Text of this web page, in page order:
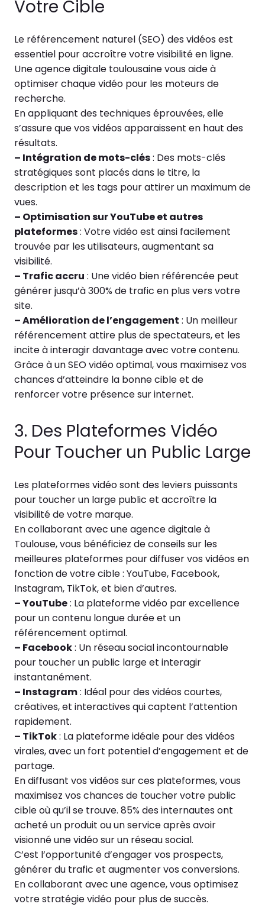
Votre Cible
Le référencement naturel (SEO) des vidéos est
essentiel pour accroître votre visibilité en ligne.
Une agence digitale toulousaine vous aide à
optimiser chaque vidéo pour les moteurs de
recherche.
En appliquant des techniques éprouvées, elle
s’assure que vos vidéos apparaissent en haut des
résultats.
– Intégration de mots-clés: Des mots-clés
stratégiques sont placés dans le titre, la
description et les tags pour attirer un maximum de
vues.
– Optimisation sur YouTube et autres
plateformes: Votre vidéo est ainsi facilement
trouvée par les utilisateurs, augmentant sa
visibilité.
– Trafic accru : Une vidéo bien référencée peut
générer jusqu’à 300% de trafic en plus vers votre
site.
– Amélioration de l’engagement : Un meilleur
référencement attire plus de spectateurs, et les
incite à interagir davantage avec votre contenu.
Grâce à un SEO vidéo optimal, vous maximisez vos
chances d’atteindre la bonne cible et de
renforcer votre présence sur internet.
3. Des Plateformes Vidéo
Pour Toucher un Public Large
Les plateformes vidéo sont des leviers puissants
pour toucher un large public et accroître la
visibilité de votre marque.
En collaborant avec une agence digitale à
Toulouse, vous bénéficiez de conseils sur les
meilleures plateformes pour diffuser vos vidéos en
fonction de votre cible : YouTube, Facebook,
Instagram, TikTok, et bien d’autres.
– YouTube: La plateforme vidéo par excellence
pour un contenu longue durée et un
référencement optimal.
– Facebook: Un réseau social incontournable
pour toucher un public large et interagir
instantanément.
– Instagram: Idéal pour des vidéos courtes,
créatives, et interactives qui captent l’attention
rapidement.
– TikTok: La plateforme idéale pour des vidéos
virales, avec un fort potentiel d’engagement et de
partage.
En diffusant vos vidéos sur ces plateformes, vous
maximisez vos chances de toucher votre public
cible où qu’il se trouve. 85% des internautes ont
acheté un produit ou un service après avoir
visionné une vidéo sur un réseau social.
C’est l’opportunité d’engager vos prospects,
générer du trafic et augmenter vos conversions.
En collaborant avec une agence, vous optimisez
votre stratégie vidéo pour plus de succès.